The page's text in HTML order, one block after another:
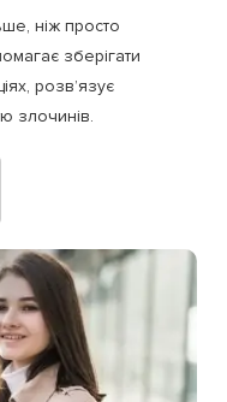
ніж просто
зберігати
розв’язує
злочинів.